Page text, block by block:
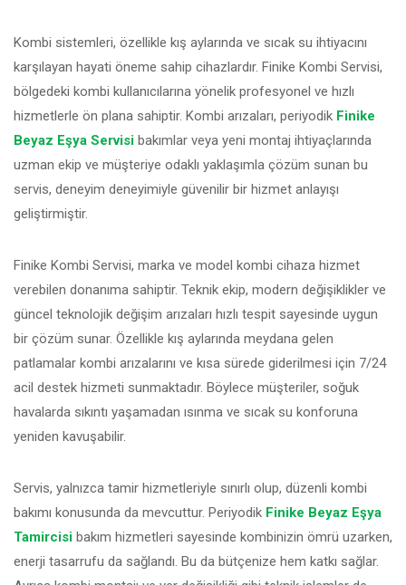
Kombi sistemleri, özellikle kış aylarında ve sıcak su ihtiyacını
karşılayan hayati öneme sahip cihazlardır. Finike Kombi Servisi,
bölgedeki kombi kullanıcılarına yönelik profesyonel ve hızlı
hizmetlerle ön plana sahiptir. Kombi arızaları, periyodik Finike
Beyaz Eşya Servisi bakımlar veya yeni montaj ihtiyaçlarında
uzman ekip ve müşteriye odaklı yaklaşımla çözüm sunan bu
servis, deneyim deneyimiyle güvenilir bir hizmet anlayışı
geliştirmiştir.
Finike Kombi Servisi, marka ve model kombi cihaza hizmet
verebilen donanıma sahiptir. Teknik ekip, modern değişiklikler ve
güncel teknolojik değişim arızaları hızlı tespit sayesinde uygun
bir çözüm sunar. Özellikle kış aylarında meydana gelen
patlamalar kombi arızalarını ve kısa sürede giderilmesi için 7/24
acil destek hizmeti sunmaktadır. Böylece müşteriler, soğuk
havalarda sıkıntı yaşamadan ısınma ve sıcak su konforuna
yeniden kavuşabilir.
Servis, yalnızca tamir hizmetleriyle sınırlı olup, düzenli kombi
bakımı konusunda da mevcuttur. Periyodik Finike Beyaz Eşya
Tamircisi bakım hizmetleri sayesinde kombinizin ömrü uzarken,
enerji tasarrufu da sağlandı. Bu da bütçenize hem katkı sağlar.